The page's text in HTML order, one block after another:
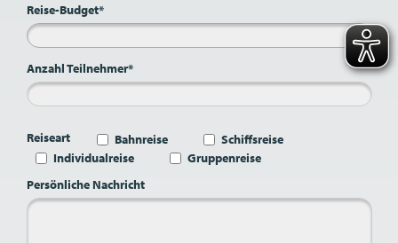
Reise-Budget*
Anzahl Teilnehmer*
Reiseart Bahnreise
Schiffsreise
Individualreise
Gruppenreise
Persönliche Nachricht